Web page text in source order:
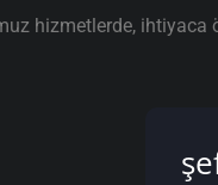
hizmetlerde, ihtiyaca